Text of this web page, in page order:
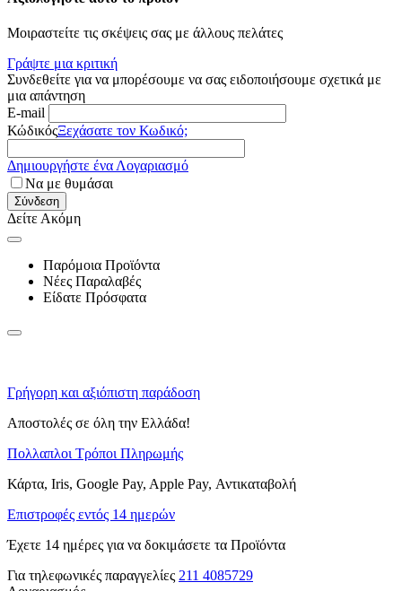
Μοιραστείτε τις σκέψεις σας με άλλους πελάτες
Γράψτε μια κριτική
Συνδεθείτε για να μπορέσουμε να σας ειδοποιήσουμε σχετικά με
μια απάντηση
E-mail
ΚώδικόςΞεχάσατε τον Κωδικό;
Δημιουργήστε ένα Λογαριασμό
Να με θυμάσαι
Σύνδεση
Δείτε Ακόμη
Παρόμοια Προϊόντα
Νέες Παραλαβές
Είδατε Πρόσφατα
Γρήγορη και αξιόπιστη παράδοση
Αποστολές σε όλη την Ελλάδα!
Πολλαπλοι Τρόποι Πληρωμής
Κάρτα, Iris, Google Pay, Apple Pay, Αντικαταβολή
Επιστροφές εντός 14 ημερών
Έχετε 14 ημέρες για να δοκιμάσετε τα Προϊόντα
Για τηλεφωνικές παραγγελίες 211 4085729